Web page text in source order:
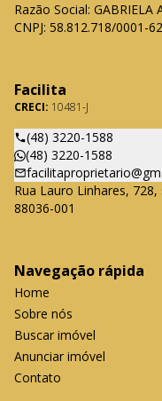
Razão Social: GABRIELA
CNPJ: 58.812.718/0001-62
Facilita
CRECI: 10481-J
(48) 3220-1588
(48) 3220-1588
Rua Lauro Linhares,
88036-001
Navegação rápida
Home
Sobre nós
Buscar imóvel
Anunciar imóvel
Contato